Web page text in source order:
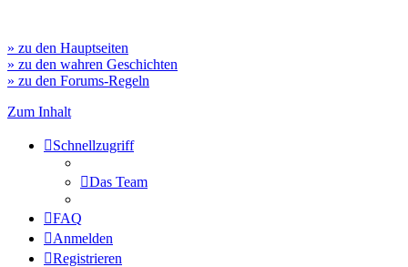
» zu den Hauptseiten
» zu den wahren Geschichten
» zu den Forums-Regeln
Zum Inhalt
Schnellzugriff
Das Team
FAQ
Anmelden
Registrieren